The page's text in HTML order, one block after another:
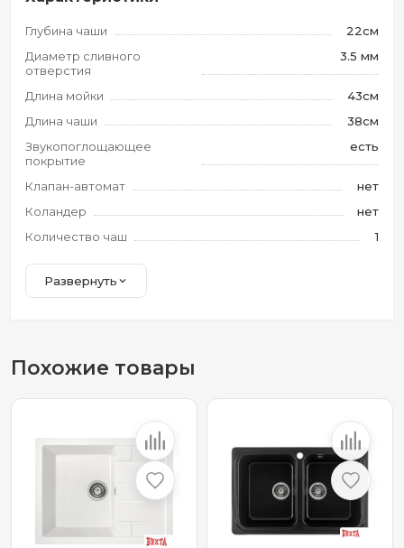
Глубина чаши
22см
Диаметр сливного
отверстия
3.5 мм
Длина мойки
43см
Длина чаши
38см
Звукопоглощающее
покрытие
есть
Клапан-автомат
нет
Коландер
нет
Количество чаш
1
Развернуть
Похожие товары